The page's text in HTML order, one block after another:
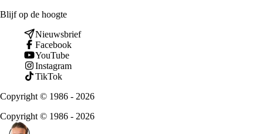
Blijf op de hoogte
Nieuwsbrief
Facebook
YouTube
Instagram
TikTok
Copyright © 1986 - 2026
Copyright © 1986 - 2026